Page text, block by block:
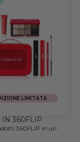
LIMITATA
IN 360FLIP
360FLIP in un